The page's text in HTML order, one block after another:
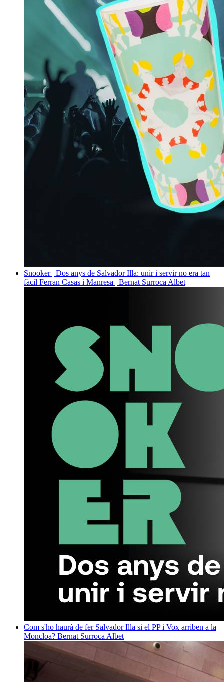
Snooker | Dos anys de Salvador Illa: unir i servir no era tan
fàcil Ferran Casas i Manresa | Bernat Surroca Albet
Com s'ho haurà de fer Salvador Illa si el PP i Vox arriben a la
Moncloa? Bernat Surroca Albet